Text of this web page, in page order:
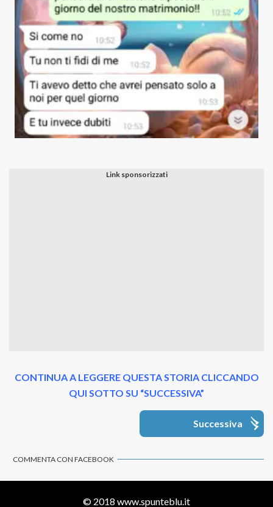
CONTINUA A LEGGERE QUESTA STORIA CLICCANDO
QUI SOTTO SU “SUCCESSIVA”
Successiva
COMMENTA CON FACEBOOK
© 2018 www.spunteblu.it